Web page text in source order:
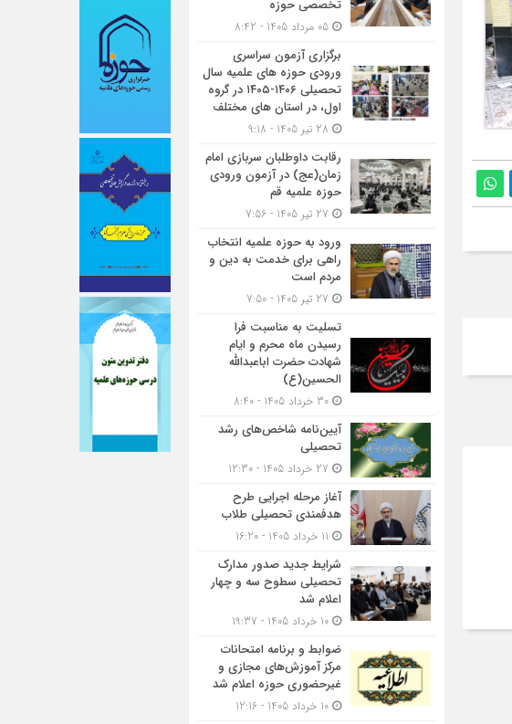
تخصصی حوزه
برگزاری آزمون سراسری
ورودی حوزه های علمیه سال
تحصیلی ۱۴۰۶-۱۴۰۵ در گروه
اول، در استان های مختلف
رقابت داوطلبان سربازی امام
زمان(عج) در آزمون ورودی
حوزه علمیه قم
ورود به حوزه علمیه انتخاب
راهی برای خدمت به دین و
مردم است
تسلیت به مناسبت فرا
رسیدن ماه محرم و ایام
شهادت حضرت اباعبدالله
الحسین(ع)
آیین‌نامه شاخص‌های رشد
تحصیلی
آغاز مرحله اجرایی طرح
هدفمندی تحصیلی طلاب
شرایط جدید صدور مدارک
تحصیلی سطوح سه و چهار
اعلام شد
ضوابط و برنامه امتحانات
مرکز آموزش‌های مجازی و
غیرحضوری حوزه اعلام شد